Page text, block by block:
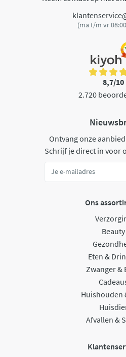
(ma t/m vr
8,7/10
2.720
Ontvang onze
Schrijf je direct in voor
Ons
Beauty
Eten &
Zwanger &
Huishouden
Afvallen &